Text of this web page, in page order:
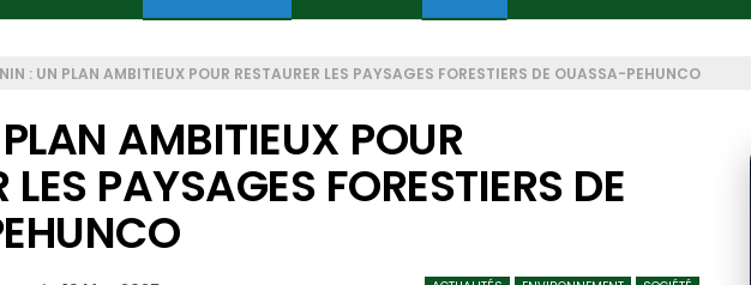
: UN PLAN AMBITIEUX POUR RESTAURER LES PAYSAGES FORESTIERS DE OUASSA-PEHUNCO
AMBITIEUX POUR
LES PAYSAGES FORESTIERS DE